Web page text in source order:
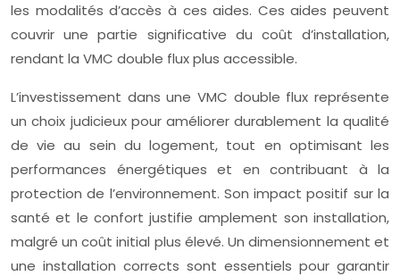
les modalités d’accès à ces aides. Ces aides peuvent
couvrir une partie significative du coût d’installation,
rendant la VMC double flux plus accessible.
L’investissement dans une VMC double flux représente
un choix judicieux pour améliorer durablement la qualité
de vie au sein du logement, tout en optimisant les
performances énergétiques et en contribuant à la
protection de l’environnement. Son impact positif sur la
santé et le confort justifie amplement son installation,
malgré un coût initial plus élevé. Un dimensionnement et
une installation corrects sont essentiels pour garantir